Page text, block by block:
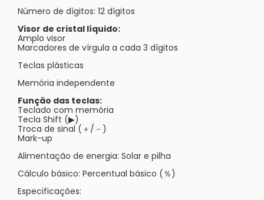
Número de dígitos: 12 dígitos
Visor de cristal líquido:
Amplo visor
Marcadores de vírgula a cada 3 dígitos
Teclas plásticas
Memória independente
Função das teclas:
Teclado com memória
Tecla Shift (▶)
Troca de sinal (＋/－)
Mark-up
Alimentação de energia: Solar e pilha
Cálculo básico: Percentual básico (％)
Especificações: